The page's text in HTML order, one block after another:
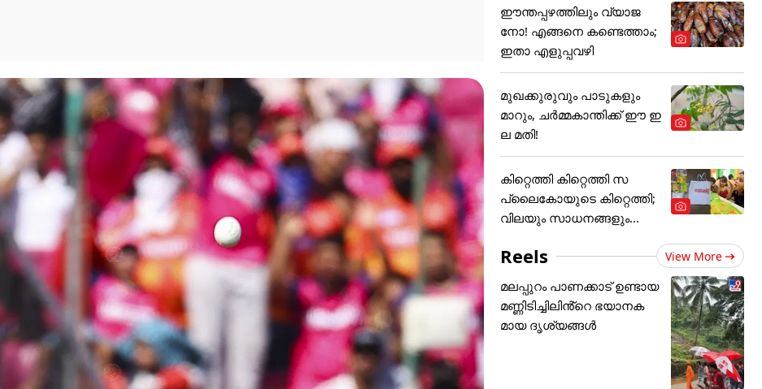
ഈന്തപ്പഴത്തിലും വ്യാജ
നോ! എങ്ങനെ കണ്ടെത്താം;
ഇതാ എളുപ്പവഴി
മുഖക്കുരുവും പാടുകളും
മാറും, ചർമ്മകാന്തിക്ക് ഈ ഇ
ല മതി!
കിറ്റെത്തി കിറ്റെത്തി സ
പ്ലൈകോയുടെ കിറ്റെത്തി;
വിലയും സാധനങ്ങളും...
Reels View More
മലപ്പുറം പാണക്കാട് ഉണ്ടായ
മണ്ണിടിച്ചിലിൻ്റെ ഭയാനക
മായ ദൃശ്യങ്ങൾ